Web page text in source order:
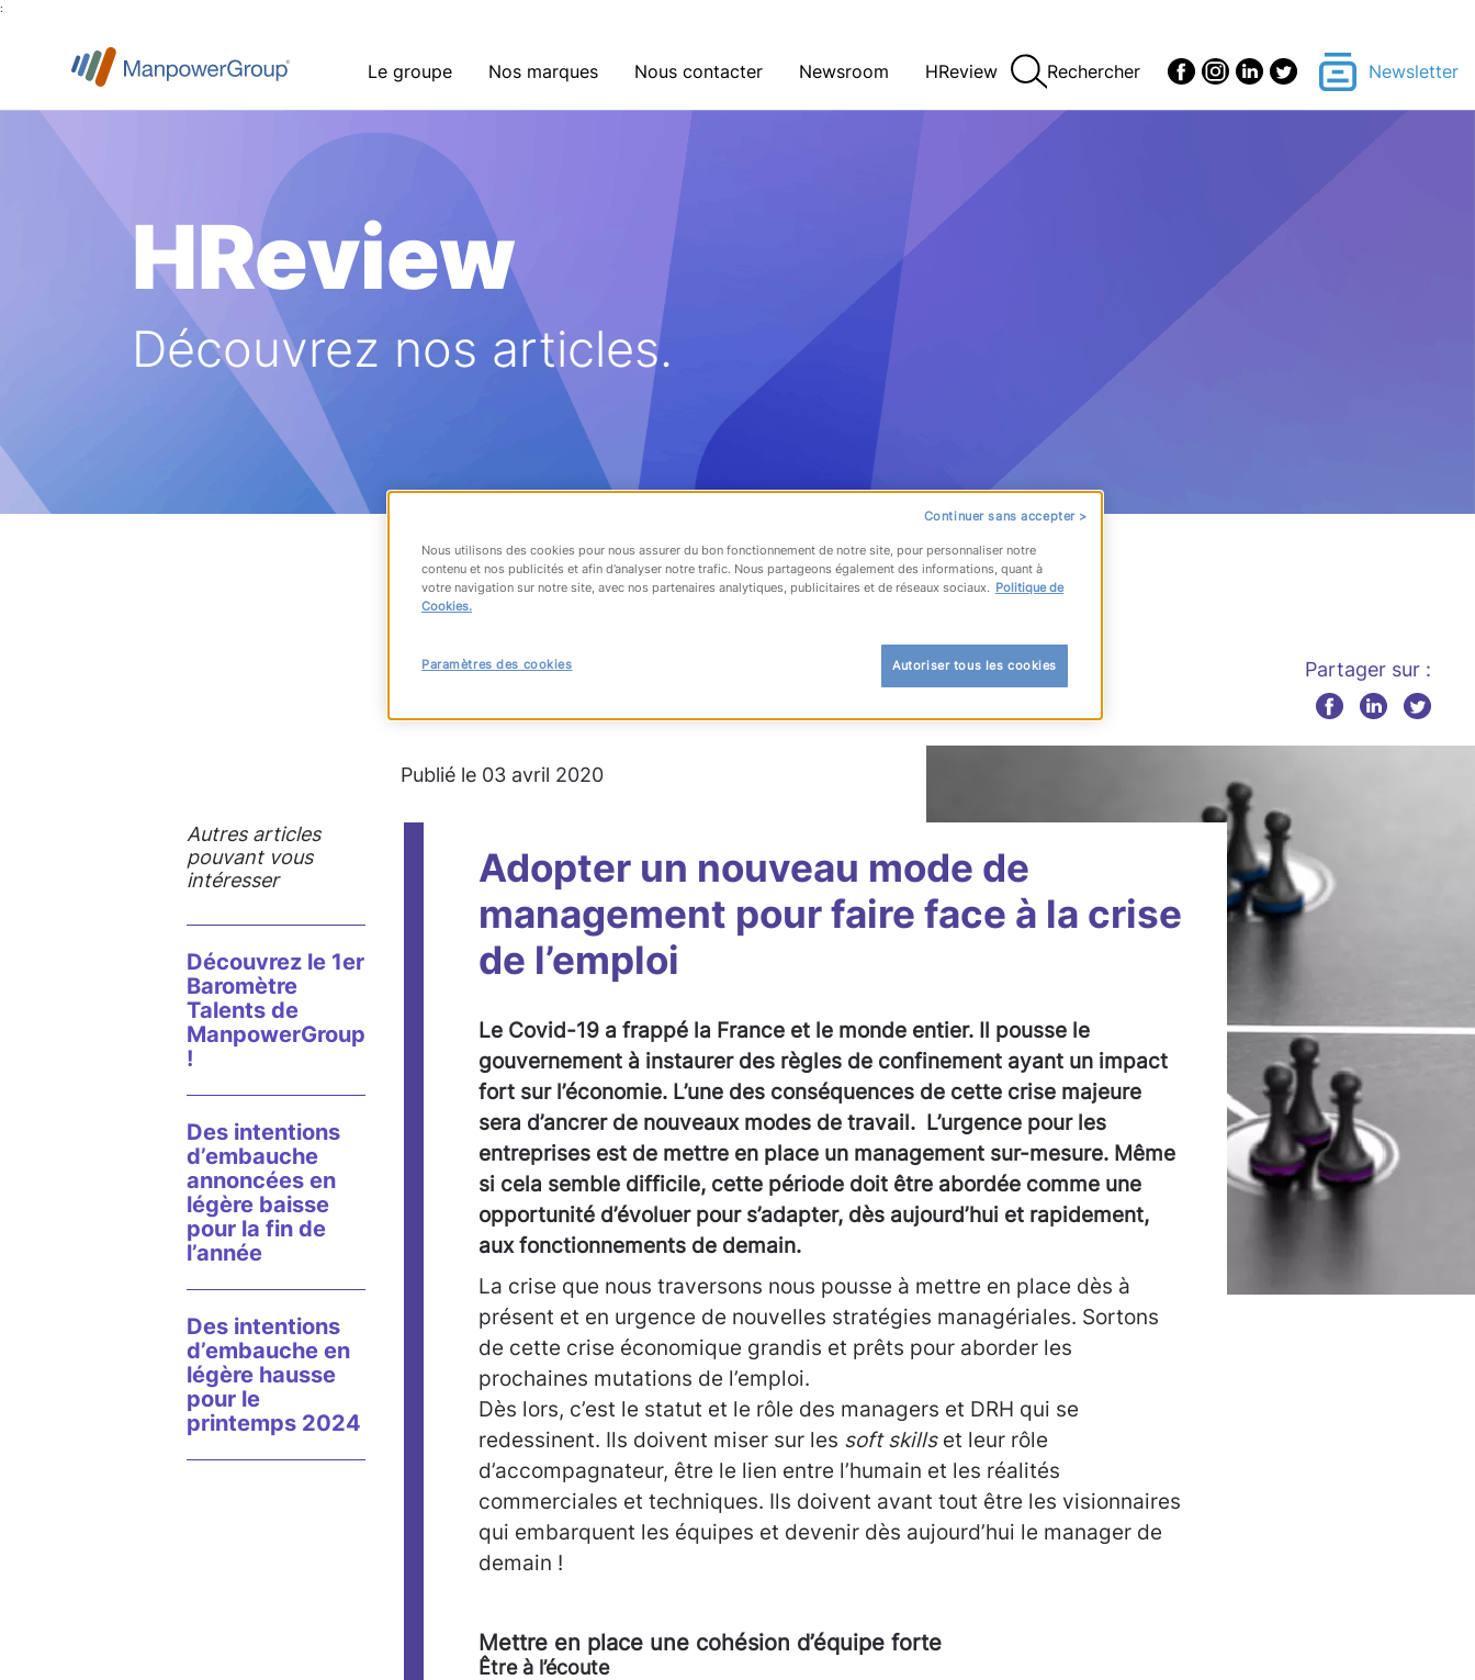
:
Le groupe Nos marques Nous contacter Newsroom HReview Rechercher Newsletter
HReview
Découvrez nos articles.
RETOUR À LA LISTE
#transformation RH
Partager sur :
Publié le 03 avril 2020
Autres articles
pouvant vous
intéresser
Découvrez le 1er
Baromètre
Talents de
ManpowerGroup
!
Des intentions
d’embauche
annoncées en
légère baisse
pour la fin de
l’année
Des intentions
d’embauche en
légère hausse
pour le
printemps 2024
Adopter un nouveau mode de
management pour faire face à la crise
de l’emploi
Le Covid-19 a frappé la France et le monde entier. Il pousse le
gouvernement à instaurer des règles de confinement ayant un impact
fort sur l’économie. L’une des conséquences de cette crise majeure
sera d’ancrer de nouveaux modes de travail. L’urgence pour les
entreprises est de mettre en place un management sur-mesure. Même
si cela semble difficile, cette période doit être abordée comme une
opportunité d’évoluer pour s’adapter, dès aujourd’hui et rapidement,
aux fonctionnements de demain.
La crise que nous traversons nous pousse à mettre en place dès à
présent et en urgence de nouvelles stratégies managériales. Sortons
de cette crise économique grandis et prêts pour aborder les
prochaines mutations de l’emploi.
Dès lors, c’est le statut et le rôle des managers et DRH qui se
redessinent. Ils doivent miser sur les soft skillset leur rôle
d’accompagnateur, être le lien entre l’humain et les réalités
commerciales et techniques. Ils doivent avant tout être les visionnaires
qui embarquent les équipes et devenir dès aujourd’hui le manager de
demain !
Mettre en place une cohésion d’équipe forte
Être à l’écoute
Continuer sans accepter >
Nous utilisons des cookies pour nous assurer du bon fonctionnement de notre site, pour personnaliser notre
contenu et nos publicités et afin d’analyser notre trafic. Nous partageons également des informations, quant à
votre navigation sur notre site, avec nos partenaires analytiques, publicitaires et de réseaux sociaux. Politique de
Cookies.
Autoriser tous les cookies
Paramètres des cookies